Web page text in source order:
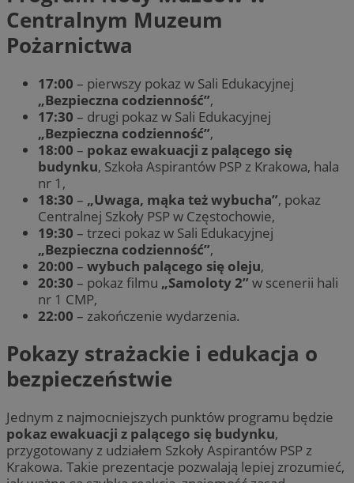
Centralnym Muzeum
Pożarnictwa
17:00 – pierwszy pokaz w Sali Edukacyjnej
„Bezpieczna codzienność”,
17:30 – drugi pokaz w Sali Edukacyjnej
„Bezpieczna codzienność”,
18:00 – pokaz ewakuacji z palącego się
budynku, Szkoła Aspirantów PSP z Krakowa, hala
nr 1,
18:30 – „Uwaga, mąka też wybucha”, pokaz
Centralnej Szkoły PSP w Częstochowie,
19:30 – trzeci pokaz w Sali Edukacyjnej
„Bezpieczna codzienność”,
20:00 – wybuch palącego się oleju,
20:30 – pokaz filmu „Samoloty 2” w scenerii hali
nr 1 CMP,
22:00 – zakończenie wydarzenia.
Pokazy strażackie i edukacja o
bezpieczeństwie
Jednym z najmocniejszych punktów programu będzie
pokaz ewakuacji z palącego się budynku,
przygotowany z udziałem Szkoły Aspirantów PSP z
Krakowa. Takie prezentacje pozwalają lepiej zrozumieć,